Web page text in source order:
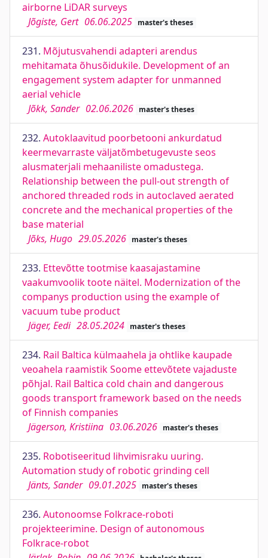
airborne LiDAR surveys
Jõgiste, Gert 06.06.2025 master's theses
231. Mõjutusvahendi adapteri arendus
mehitamata õhusõidukile. Development of an
engagement system adapter for unmanned
aerial vehicle
Jõkk, Sander 02.06.2026 master's theses
232. Autoklaavitud poorbetooni ankurdatud
keermevarraste väljatõmbetugevuste seos
alusmaterjali mehaaniliste omadustega.
Relationship between the pull-out strength of
anchored threaded rods in autoclaved aerated
concrete and the mechanical properties of the
base material
Jõks, Hugo 29.05.2026 master's theses
233. Ettevõtte tootmise kaasajastamine
vaakumvoolik toote näitel. Modernization of the
companys production using the example of
vacuum tube product
Jäger, Eedi 28.05.2024 master's theses
234. Rail Baltica külmaahela ja ohtlike kaupade
veoahela raamistik Soome ettevõtete vajaduste
põhjal. Rail Baltica cold chain and dangerous
goods transport framework based on the needs
of Finnish companies
Jägerson, Kristiina 03.06.2026 master's theses
235. Robotiseeritud lihvimisraku uuring.
Automation study of robotic grinding cell
Jänts, Sander 09.01.2025 master's theses
236. Autonoomse Folkrace-roboti
projekteerimine. Design of autonomous
Folkrace-robot